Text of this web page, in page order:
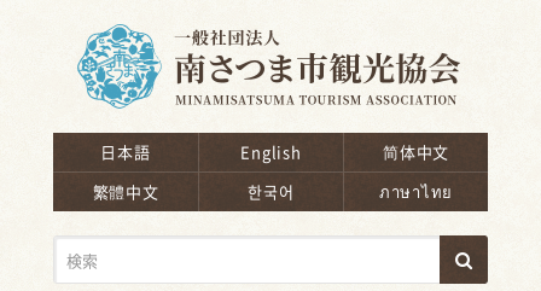
日本語 English
简体中文
繁體中文
한국어 ภาษาไทย